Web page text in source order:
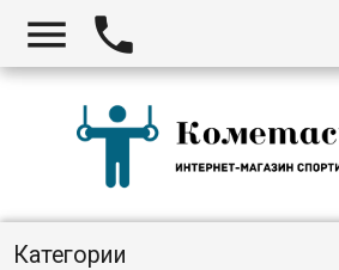
 
Категории